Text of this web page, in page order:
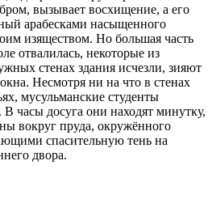
вызывает восхищение, а его
арабесками насыщенного
изяществом. Но большая часть
отвалилась, некоторые из
стенах здания исчезли, зияют
Несмотря ни на что в стенах
мусульманские студенты
часы досуга они находят минутку,
вокруг пруда, окружённого
спасительную тень на
двора.